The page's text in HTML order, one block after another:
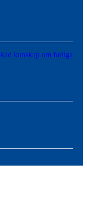
kunskap om farliga